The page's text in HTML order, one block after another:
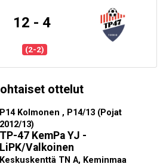
12 - 4
(2-2)
ottelut
P14 Kolmonen , P14/13 (Pojat
2012/13)
TP-47 KemPa YJ -
LiPK/Valkoinen
Keskuskenttä TN A, Keminmaa